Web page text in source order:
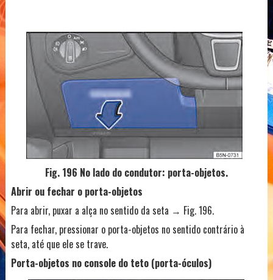
Fig. 196 No lado do condutor: porta-objetos.
Abrir ou fechar o porta-objetos
Para abrir, puxar a alça no sentido da seta → Fig. 196.
Para fechar, pressionar o porta-objetos no sentido contrário à
seta, até que ele se trave.
Porta-objetos no console do teto (porta-óculos)